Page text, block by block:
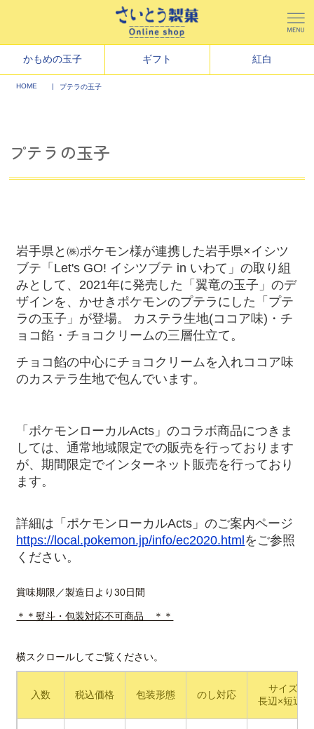
かもめの玉子 ギフト 紅白
HOME プテラの玉子
プテラの玉子
岩手県と㈱ポケモン様が連携した岩手県× イシツ
ブテ「 Let's GO! イシツブテ in いわて」の取り組
みとして、 2021年に発売した「翼竜の玉子」のデ
ザインを、かせきポケモンのプテラにした「プテ
ラの玉子」が登場。
カステラ生地(ココア味) ・チ
ョコ餡・チョコクリームの三層仕立て。
チョコ餡の中心にチョコクリームを入れココア味
のカステラ生地で包んでいます。
「ポケモンローカルActs 」のコラボ商品につきま
しては、通常地域限定での販売を行っております
が、期間限定でインターネット販売を行っており
ます。
詳細は「ポケモンローカルActs 」のご案内ページ
https://local.pokemon.jp/info/ec2020.htmlをご参照
ください。
賞味期限／製造日より30日間
＊＊熨斗・包装対応不可商品 ＊＊
入数 税込価格 包装形態 のし対応
サイズ
長辺×短辺×